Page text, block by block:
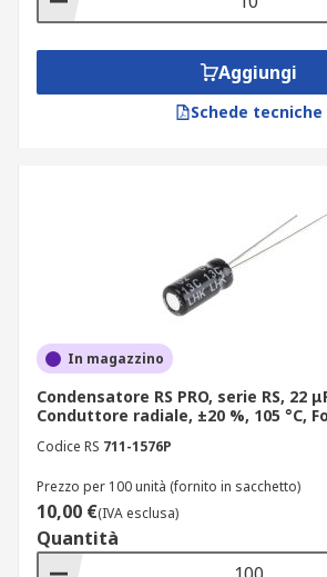
Aggiungi
Schede tecniche
In magazzino
Condensatore RS PRO, serie RS, 22
Conduttore radiale, ±20 %, 105 °C,
Codice RS 711-1576P
Prezzo per 100 unità (fornito in sacchetto)
10,00 €(IVA esclusa)
Quantità